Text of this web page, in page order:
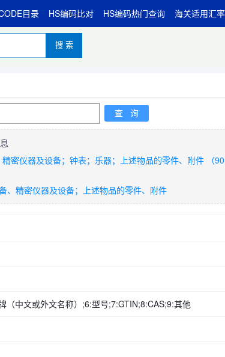
目录 HS编码比对 HS编码热门查询 海关适用汇率
搜 索
密仪器及设备；钟表；乐器；上述物品的零件、附件 （
、精密仪器及设备；上述物品的零件、附件
（中文或外文名称）;6:型号;7:GTIN;8:CAS;9:其他